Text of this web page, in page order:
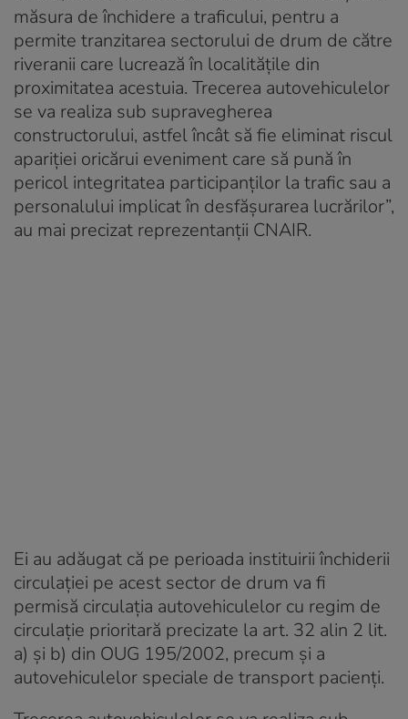
măsura de închidere a traficului, pentru a
permite tranzitarea sectorului de drum de către
riveranii care lucrează în localităţile din
proximitatea acestuia. Trecerea autovehiculelor
se va realiza sub supravegherea
constructorului, astfel încât să fie eliminat riscul
apariţiei oricărui eveniment care să pună în
pericol integritatea participanţilor la trafic sau a
personalului implicat în desfăşurarea lucrărilor”,
au mai precizat reprezentanţii CNAIR.
Ei au adăugat că pe perioada instituirii închiderii
circulaţiei pe acest sector de drum va fi
permisă circulaţia autovehiculelor cu regim de
circulaţie prioritară precizate la art. 32 alin 2 lit.
a) şi b) din OUG 195/2002, precum şi a
autovehiculelor speciale de transport pacienţi.